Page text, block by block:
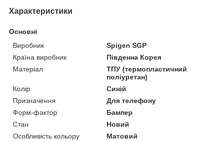
Характеристики
Основні
Виробник
Spigen SGP
Країна виробник
Південна Корея
Матеріал
ТПУ (термопластичний
поліуретан)
Колір
Синій
Призначення
Для телефону
Форм-фактор
Бампер
Стан
Новий
Особливість кольору
Матовий